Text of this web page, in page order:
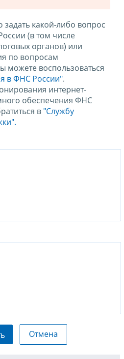
какой-либо вопрос
(в том числе
органов) или
по вопросам
можете воспользоваться
в ФНС России".
интернет-
обеспечения ФНС
в "Службу
Отмена